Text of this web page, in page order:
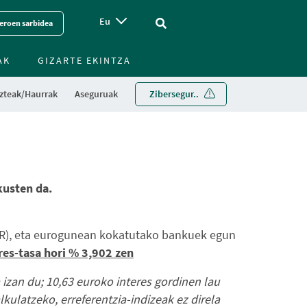
sarbidea Eu Vinculo - Buscar en la web
Haurrak Aseguruak Zibersegur..
GIZARTE EKINTZA
da.
eta eurogunean kokatutako bankuek egun
tasa hori % 3,902 zen
du; 10,63 euroko interes gordinen lau
erreferentzia-indizeak ez direla